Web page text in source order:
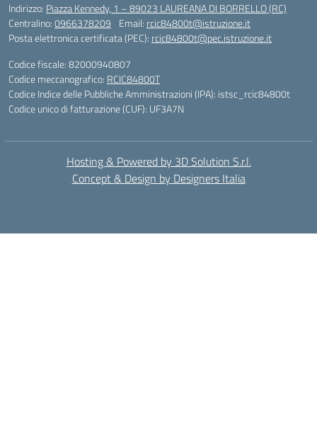
Indirizzo: Piazza Kennedy, 1 – 89023 LAUREANA DI BORRELLO (RC)
Centralino:0966378209 Email: rcic84800t@istruzione.it
Posta elettronica certificata (PEC): rcic84800t@pec.istruzione.it
Codice fiscale: 82000940807
Codice meccanografico: RCIC84800T
Codice Indice delle Pubbliche Amministrazioni (IPA): istsc_rcic84800t
Codice unico di fatturazione (CUF): UF3A7N
Hosting & Powered by 3D Solution S.r.l.
Concept & Design by Designers Italia